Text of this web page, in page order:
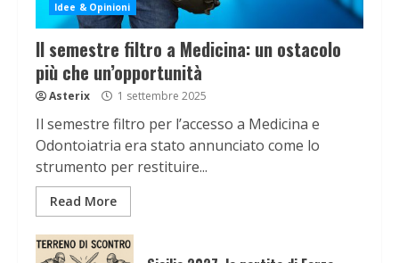
Idee & Opinioni
Il semestre filtro a Medicina: un ostacolo
più che un’opportunità
Asterix 1 settembre 2025
Il semestre filtro per l’accesso a Medicina e
Odontoiatria era stato annunciato come lo
strumento per restituire...
Read More